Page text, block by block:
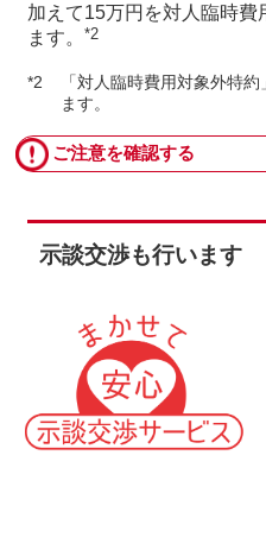
加えて15万円を対⼈臨時費
ます。*2
*2
「対⼈臨時費⽤対象外特
ます。
ご注意を確認する
⽰談交渉も⾏います